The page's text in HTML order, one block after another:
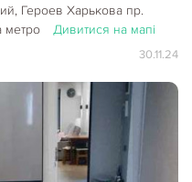
Героев Харькова пр.
метро
Дивитися на мапі
30.11.24